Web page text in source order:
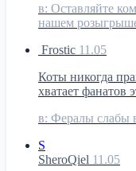
в: Оставляйте
нашем
Frostic 11.05
Коты никогда
хватает фанатов
в: Фералы слабы
S
SheroQiel 11.05